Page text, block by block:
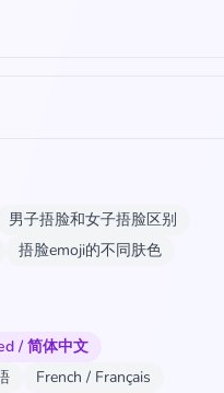
男子捂脸和女子捂脸区别
捂脸emoji的不同肤色
/ 简体中文
French / Français